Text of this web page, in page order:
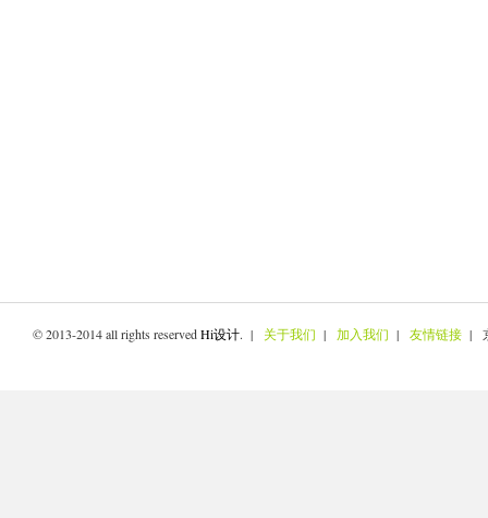
© 2013-2014 all rights reservedHi设计. | 关于我们 | 加入我们 | 友情链接 |